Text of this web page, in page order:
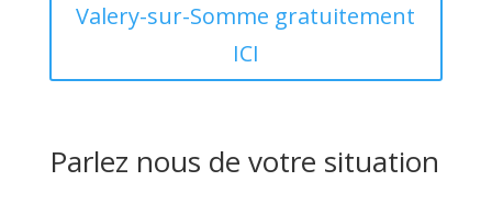
Valery-sur-Somme gratuitement
ICI
Parlez nous de votre situation